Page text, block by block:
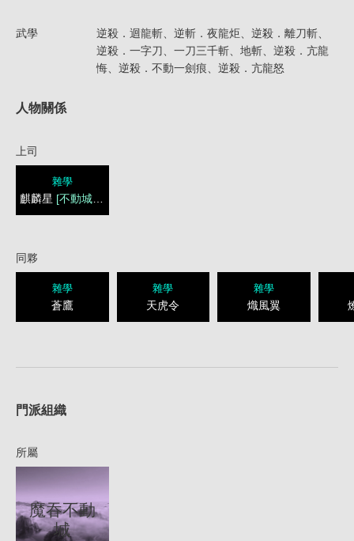
武學
逆殺．迴龍斬、逆斬．夜龍炬、逆殺．離刀斬、
逆殺．一字刀、一刀三千斬、地斬、逆殺．亢龍
悔、逆殺．不動一劍痕、逆殺．亢龍怒
人物關係
上司
雜學
麒麟星 [不動城城主]
同夥
雜學
蒼鷹
雜學
天虎令
雜學
熾風翼
門派組織
所屬
魔吞不動
城